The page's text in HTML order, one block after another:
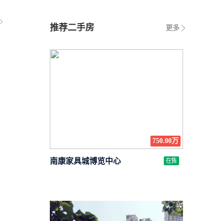
更多
推荐二手房
750.00万
南康家具城博览中心 在售